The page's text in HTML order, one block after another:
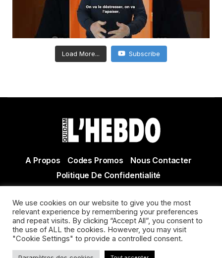
Load More... Subscribe
A Propos Codes Promos
Nous Contacter
Politique De Confidentialité
Actualité Agen - Actualité en lot et Garonne - Actualité
Villeneuve sur Lot
We use cookies on our website to give you the most
relevant experience by remembering your preferences
and repeat visits. By clicking “Accept All”, you consent to
the use of ALL the cookies. However, you may visit
"Cookie Settings" to provide a controlled consent.